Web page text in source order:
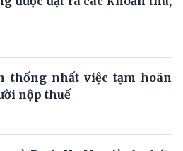
thống nhất việc tạm hoãn
nộp thuế